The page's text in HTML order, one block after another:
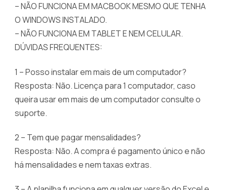
– NÃO FUNCIONA EM MACBOOK MESMO QUE TENHA
O WINDOWS INSTALADO.
– NÃO FUNCIONA EM TABLET E NEM CELULAR.
DÚVIDAS FREQUENTES:
1 – Posso instalar em mais de um computador?
Resposta: Não. Licença para 1 computador, caso
queira usar em mais de um computador consulte o
suporte.
2 – Tem que pagar mensalidades?
Resposta: Não. A compra é pagamento único e não
há mensalidades e nem taxas extras.